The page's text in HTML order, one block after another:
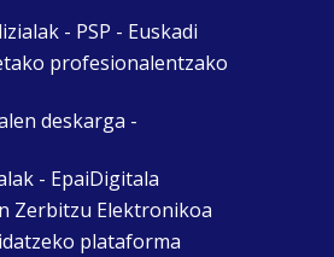
- PSP - Euskadi
profesionalentzako
deskarga -
- EpaiDigitala
Zerbitzu Elektronikoa
plataforma